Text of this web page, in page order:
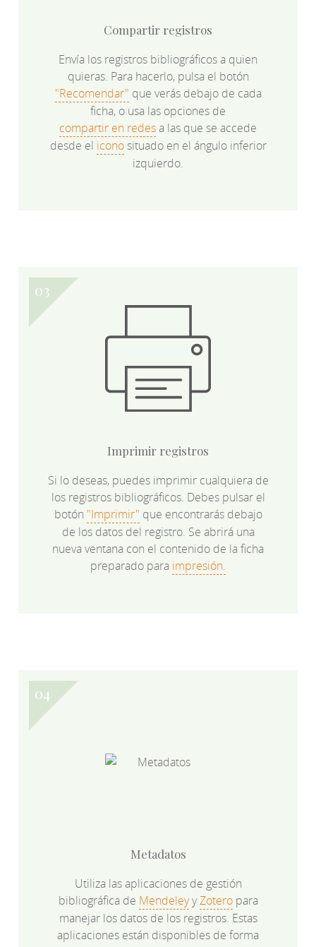
Compartir registros
Envía los registros bibliográficos a quien
quieras. Para hacerlo, pulsa el botón
"Recomendar" que verás debajo de cada
ficha, o usa las opciones de
compartir en redesa las que se accede
desde el iconosituado en el ángulo inferior
izquierdo.
Imprimir registros
Si lo deseas, puedes imprimir cualquiera de
los registros bibliográficos. Debes pulsar el
botón "Imprimir" que encontrarás debajo
de los datos del registro. Se abrirá una
nueva ventana con el contenido de la ficha
preparado para impresión.
Metadatos
Utiliza las aplicaciones de gestión
bibliográfica de MendeleyyZoteropara
manejar los datos de los registros. Estas
aplicaciones están disponibles de forma